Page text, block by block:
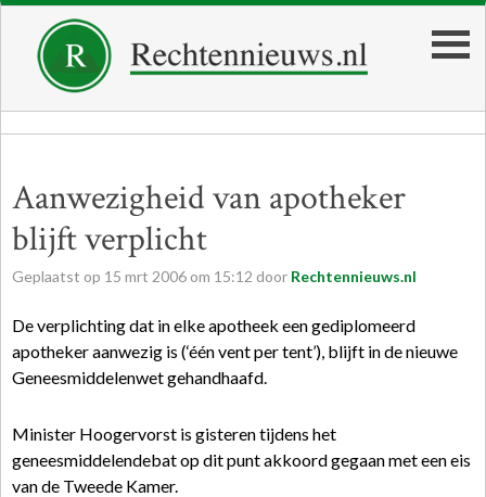
Aanwezigheid van apotheker
blijft verplicht
Geplaatst op 15 mrt 2006 om 15:12 door Rechtennieuws.nl
De verplichting dat in elke apotheek een gediplomeerd
apotheker aanwezig is (‘één vent per tent’), blijft in de nieuwe
Geneesmiddelenwet gehandhaafd.
Minister Hoogervorst is gisteren tijdens het
geneesmiddelendebat op dit punt akkoord gegaan met een eis
van de Tweede Kamer.